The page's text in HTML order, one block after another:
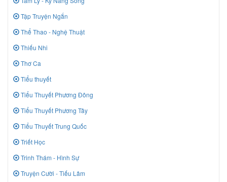
Tập Truyện Ngắn
Thể Thao - Nghệ Thuật
Thiếu Nhi
Thơ Ca
Tiểu thuyết
Tiểu Thuyết Phương Đông
Tiểu Thuyết Phương Tây
Tiểu Thuyết Trung Quốc
Triết Học
Trinh Thám - Hình Sự
Truyện Cười - Tiếu Lâm